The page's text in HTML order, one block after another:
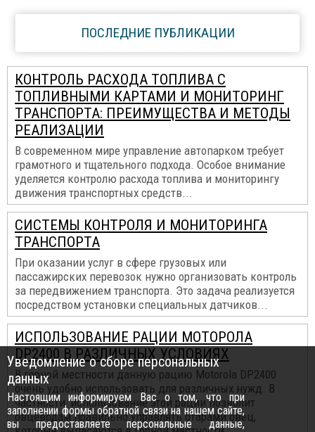
ПОСЛЕДНИЕ ПУБЛИКАЦИИ
КОНТРОЛЬ РАСХОДА ТОПЛИВА С
ТОПЛИВНЫМИ КАРТАМИ И МОНИТОРИНГ
ТРАНСПОРТА: ПРЕИМУЩЕСТВА И МЕТОДЫ
РЕАЛИЗАЦИИ
В современном мире управление автопарком требует
грамотного и тщательного подхода. Особое внимание
уделяется контролю расхода топлива и мониторингу
движения транспортных средств...
СИСТЕМЫ КОНТРОЛЯ И МОНИТОРИНГА
ТРАНСПОРТА
При оказании услуг в сфере грузовых или
пассажирских перевозок нужно организовать контроль
за передвижением транспорта. Это задача реализуется
посредством установки специальных датчиков...
ИСПОЛЬЗОВАНИЕ РАЦИИ МОТОРОЛА
DP2400 В РАЗЛИЧНЫХ УСЛОВИЯХ
В горной местности данную рацию Motorola DP2400
очень удобно использовать для различных нужд. В
частности, использование этой рации позволит
овцеводам правильно управлять отарами овец,
Уведомление о сборе персональных
данных
Настоящим информируем Вас о том, что при
заполнении формы обратной связи на нашем сайте,
вы предоставляете персональные данные,